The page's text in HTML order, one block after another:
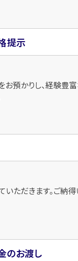
提示
お預かりし、経験豊
ただきます。ご納得
のお渡し